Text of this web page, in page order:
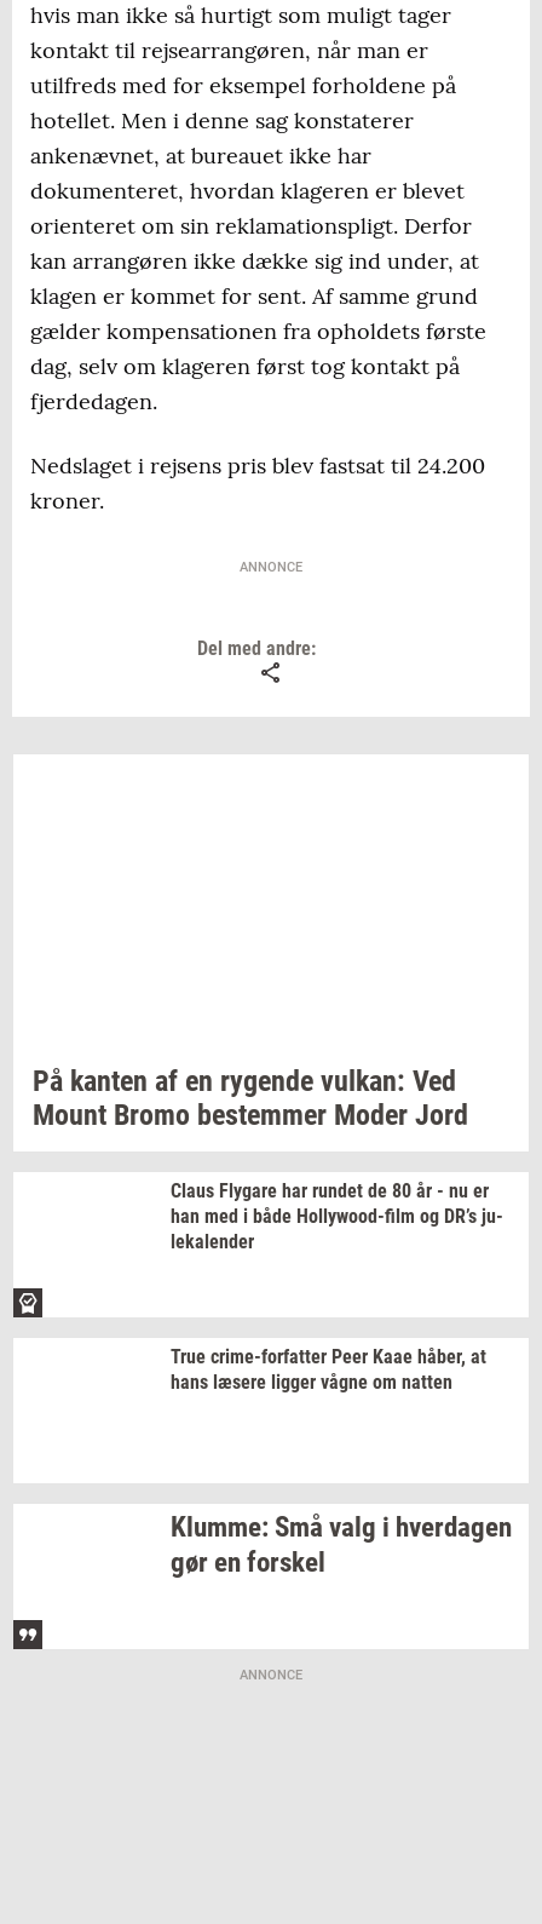
hvis man ikke så hurtigt som muligt tager
kontakt til rejsearrangøren, når man er
utilfreds med for eksempel forholdene på
hotellet. Men i denne sag konstaterer
ankenævnet, at bureauet ikke har
dokumenteret, hvordan klageren er blevet
orienteret om sin reklamationspligt. Derfor
kan arrangøren ikke dække sig ind under, at
klagen er kommet for sent. Af samme grund
gælder kompensationen fra opholdets første
dag, selv om klageren først tog kontakt på
fjerdedagen.
Nedslaget i rejsens pris blev fastsat til 24.200
kroner.
ANNONCE
Del med andre:
På kan­ten af en ry­gen­de vulkan: Ved
Mount Bromo be­stem­mer Moder Jord
Claus Fly­ga­re har run­det de 80 år - nu er
han med i både Hollywood-​film og DR’s ju­
le­ka­len­der
True crime-​forfatter Peer Kaae håber, at
hans læ­se­re lig­ger vågne om nat­ten
Klum­me: Små valg i hver­da­gen
gør enfor­skel
ANNONCE